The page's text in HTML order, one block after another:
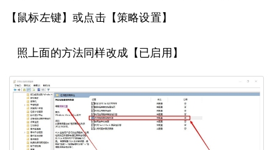
【鼠标左键】或点击【策略设置】
照上面的方法同样改成【已启用】